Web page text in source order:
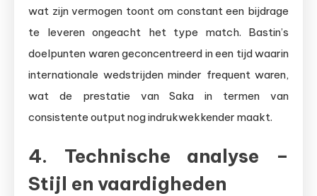
wat zijn vermogen toont om constant een bijdrage
te leveren ongeacht het type match. Bastin’s
doelpunten waren geconcentreerd in een tijd waarin
internationale wedstrijden minder frequent waren,
wat de prestatie van Saka in termen van
consistente output nog indrukwekkender maakt.
4. Technische analyse –
Stijl en vaardigheden